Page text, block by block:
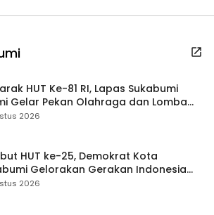
HUT Ke-81 RI, Lapas Sukabumi
Gelar Pekan Olahraga dan Lomba
2026
HUT ke-25, Demokrat Kota
Gelorakan Gerakan Indonesia
Lewat Aksi Bersih Masjid Agung
2026